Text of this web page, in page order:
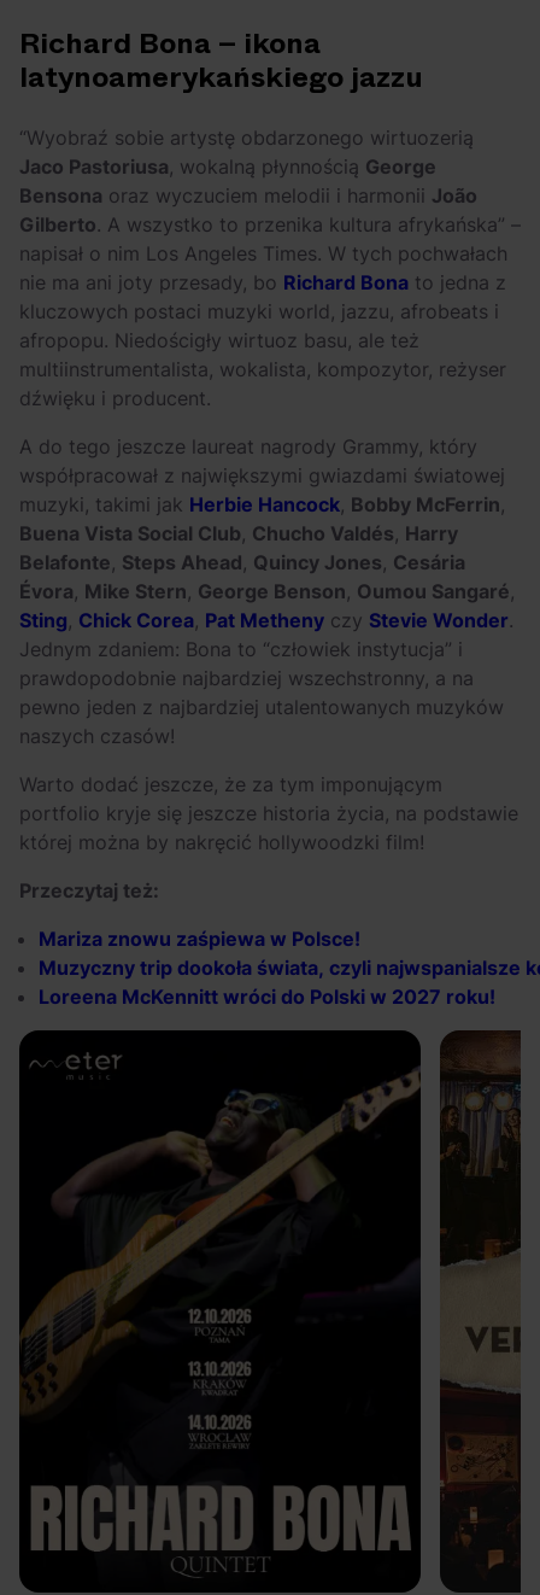
OFF Festival 2026 –
nocne koncerty
warte uwagi!
High Five: pięć
najciekawszych
wydarzeń w polskim
rapie [czerwiec i
lipiec 2026]
Richard Bona – ikona
latynoamerykańskiego jazzu
“Wyobraź sobie artystę obdarzonego wirtuozerią
Jaco Pastoriusa, wokalną płynnością George
Bensona oraz wyczuciem melodii i harmonii João
Gilberto. A wszystko to przenika kultura afrykańska” –
napisał o nim Los Angeles Times. W tych pochwałach
nie ma ani joty przesady, bo Richard Bona to jedna z
kluczowych postaci muzyki world, jazzu, afrobeats i
afropopu. Niedościgły wirtuoz basu, ale też
multiinstrumentalista, wokalista, kompozytor, reżyser
dźwięku i producent.
A do tego jeszcze laureat nagrody Grammy, który
współpracował z największymi gwiazdami światowej
muzyki, takimi jak Herbie Hancock, Bobby McFerrin,
Buena Vista Social Club, Chucho Valdés, Harry
Belafonte, Steps Ahead, Quincy Jones, Cesária
Évora, Mike Stern, George Benson, Oumou Sangaré,
Sting, Chick Corea, Pat Metheny czy Stevie Wonder.
Jednym zdaniem: Bona to “człowiek instytucja” i
prawdopodobnie najbardziej wszechstronny, a na
pewno jeden z najbardziej utalentowanych muzyków
naszych czasów!
Warto dodać jeszcze, że za tym imponującym
portfolio kryje się jeszcze historia życia, na podstawie
której można by nakręcić hollywoodzki film!
Przeczytaj też:
Mariza znowu zaśpiewa w Polsce!
Muzyczny trip dookoła świata, czyli najwspanialsze
Loreena McKennitt wróci do Polski w 2027 roku!